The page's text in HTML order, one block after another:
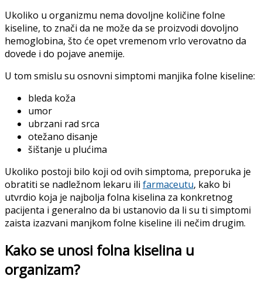
Ukoliko u organizmu nema dovoljne količine folne
kiseline, to znači da ne može da se proizvodi dovoljno
hemoglobina, što će opet vremenom vrlo verovatno da
dovede i do pojave anemije.
U tom smislu su osnovni simptomi manjika folne kiseline:
bleda koža
umor
ubrzani rad srca
otežano disanje
šištanje u plućima
Ukoliko postoji bilo koji od ovih simptoma, preporuka je
obratiti se nadležnom lekaru ili farmaceutu, kako bi
utvrdio koja je najbolja folna kiselina za konkretnog
pacijenta i generalno da bi ustanovio da li su ti simptomi
zaista izazvani manjkom folne kiseline ili nečim drugim.
Kako se unosi folna kiselina u
organizam?